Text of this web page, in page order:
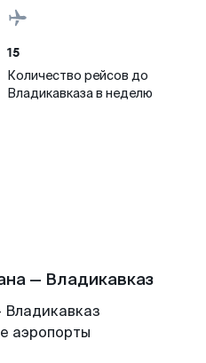
15
Количество рейсов до
Владикавказа в неделю
— Владикавказ
аэропорты